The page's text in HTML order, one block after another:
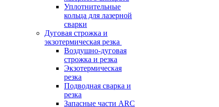
Уплотнительные
кольца для лазерной
сварки
Дуговая строжка и
экзотермическая резка
Воздушно-дуговая
строжка и резка
Экзотермическая
резка
Подводная сварка и
резка
Запасные части ARC